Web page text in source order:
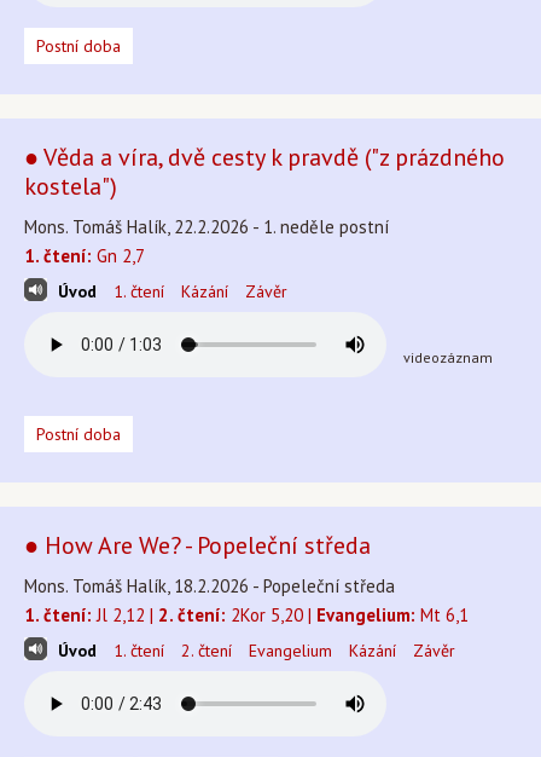
Postní doba
● Věda a víra, dvě cesty k pravdě ("z prázdného
kostela")
Mons. Tomáš Halík, 22.2.2026 - 1. neděle postní
1. čtení: Gn 2,7
Úvod 1. čtení Kázání Závěr
videozáznam
Postní doba
● How Are We? - Popeleční středa
Mons. Tomáš Halík, 18.2.2026 - Popeleční středa
1. čtení: Jl 2,12 | 2. čtení: 2Kor 5,20 | Evangelium: Mt 6,1
Úvod 1. čtení 2. čtení Evangelium Kázání Závěr